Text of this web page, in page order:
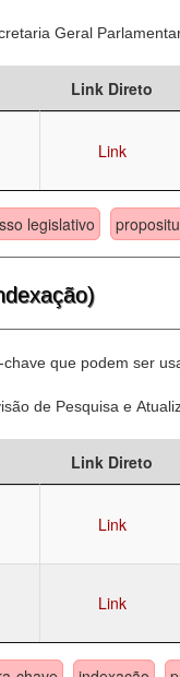
Geral
Link Direto
Link
legislativo
que podem ser
de Pesquisa e
Link Direto
Link
Link